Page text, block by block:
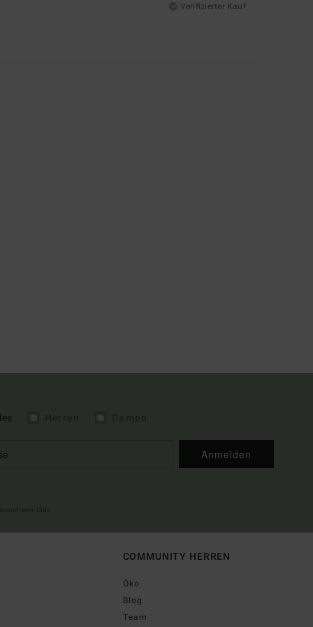
Verifizierter Kauf
Anmelden
COMMUNITY HERREN
Öko
Blog
Team